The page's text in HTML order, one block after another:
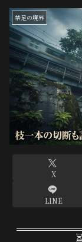
禁足の境界
X
LINE